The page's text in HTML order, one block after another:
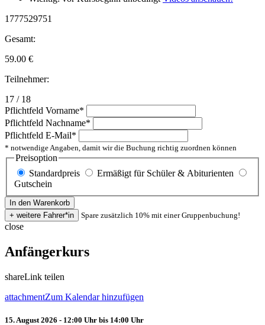
1777529751
Gesamt:
59.00 €
Teilnehmer:
17 / 18
Pflichtfeld Vorname*
Pflichtfeld Nachname*
Pflichtfeld E-Mail*
* notwendige Angaben, damit wir die Buchung richtig zuordnen können
Preisoption
Standardpreis
Ermäßigt für Schüler & Abiturienten
Gutschein
Spare zusätzlich 10% mit einer Gruppenbuchung!
close
Anfängerkurs
shareLink teilen
attachmentZum Kalendar hinzufügen
15. August 2026 - 12:00 Uhr bis 14:00 Uhr